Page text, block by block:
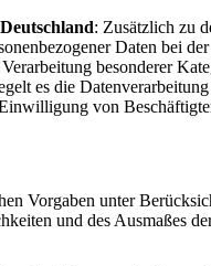
: Zusätzlich zu
Daten bei
besonderer
es die
von
Vorgaben unter
und des Ausmaßes